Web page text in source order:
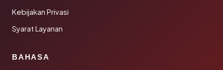
Kebijakan Privasi
Syarat Layanan
BAHASA